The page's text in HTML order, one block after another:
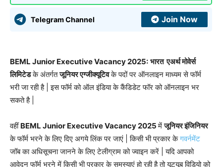
Telegram Channel Join Now
BEML Junior Executive Vacancy 2025: भारत एअर्थ मोवेर्स
लिमिटेडके अंतर्गतजूनियर एग्जीक्यूटिवके पदों पर ऑनलाइन माध्यम से फॉर्म
भरी जा रही है | इस फॉर्म को ऑल इंडिया के कैंडिडेट फॉर को ऑनलाइन भर
सकते है |
वहींBEML Junior Executive Vacancy 2025मेंजूनियर इंजिनियर
के फॉर्म भरने के लिए दिए अगये लिंक पर जाएं | किसी भी प्रकार केगवर्नमेंट
जॉब का अधिसूचना जानने के लिए टेलीग्राम को ज्वाइन करें | यदि आपको
आवेदन फॉर्म भरने में किसी भी प्रकार के समस्याएं हो रही है तो यूट्यूब विडियो को